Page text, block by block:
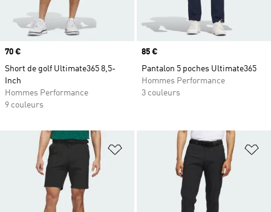
Prix
70 €
Short de golf Ultimate365 8,5-
Inch
Hommes Performance
9 couleurs
Prix
85 €
Pantalon 5 poches Ultimate365
Hommes Performance
3 couleurs
Ajouter à la Liste de produits